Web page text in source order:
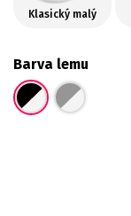
Klasický malý
Barva lemu